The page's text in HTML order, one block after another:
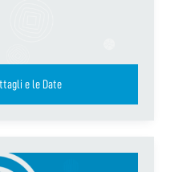
e le Date